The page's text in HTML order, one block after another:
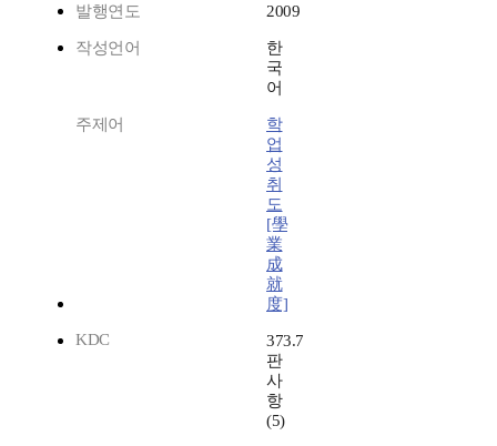
발행연도 2009
작성언어
한
국
어
주제어
학
업
성
취
도
[學
業
成
就
度]
KDC
373.7
판
사
항
(5)